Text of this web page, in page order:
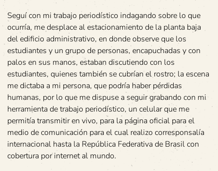
Seguí con mi trabajo periodístico indagando sobre lo que
ocurría, me desplace al estacionamiento de la planta baja
del edificio administrativo, en donde observe que los
estudiantes y un grupo de personas, encapuchadas y con
palos en sus manos, estaban discutiendo con los
estudiantes, quienes también se cubrían el rostro; la escena
me dictaba a mi persona, que podría haber pérdidas
humanas, por lo que me dispuse a seguir grabando con mi
herramienta de trabajo periodístico, un celular que me
permitía transmitir en vivo, para la página oficial para el
medio de comunicación para el cual realizo corresponsalía
internacional hasta la República Federativa de Brasil con
cobertura por internet al mundo.